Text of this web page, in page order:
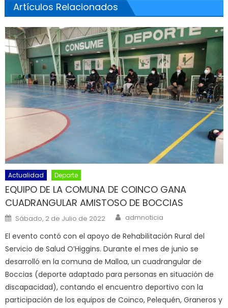
Artículos Relacionados
Actualidad Deporte
EQUIPO DE LA COMUNA DE COINCO GANA
CUADRANGULAR AMISTOSO DE BOCCIAS
Posted on
Sábado, 2 de Julio de 2022 Author
admnoticia
El evento contó con el apoyo de Rehabilitación Rural del
Servicio de Salud O’Higgins. Durante el mes de junio se
desarrolló en la comuna de Malloa, un cuadrangular de
Boccias (deporte adaptado para personas en situación de
discapacidad), contando el encuentro deportivo con la
participación de los equipos de Coinco, Pelequén, Graneros y